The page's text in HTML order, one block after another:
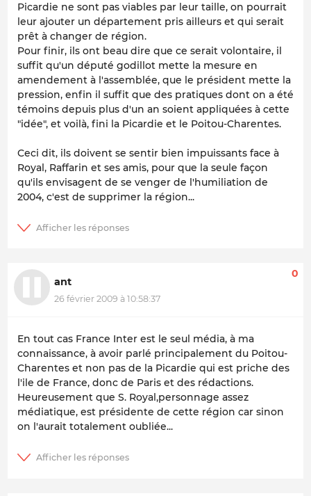
Picardie ne sont pas viables par leur taille, on pourrait
leur ajouter un département pris ailleurs et qui serait
prêt à changer de région.
Pour finir, ils ont beau dire que ce serait volontaire, il
suffit qu'un député godillot mette la mesure en
amendement à l'assemblée, que le président mette la
pression, enfin il suffit que des pratiques dont on a été
témoins depuis plus d'un an soient appliquées à cette
"idée", et voilà, fini la Picardie et le Poitou-Charentes.
Ceci dit, ils doivent se sentir bien impuissants face à
Royal, Raffarin et ses amis, pour que la seule façon
qu'ils envisagent de se venger de l'humiliation de
2004, c'est de supprimer la région...
ant
26 février 2009 à 10:58:37
0
En tout cas France Inter est le seul média, à ma
connaissance, à avoir parlé principalement du Poitou-
Charentes et non pas de la Picardie qui est priche des
l'ile de France, donc de Paris et des rédactions.
Heureusement que S. Royal,personnage assez
médiatique, est présidente de cette région car sinon
on l'aurait totalement oubliée...